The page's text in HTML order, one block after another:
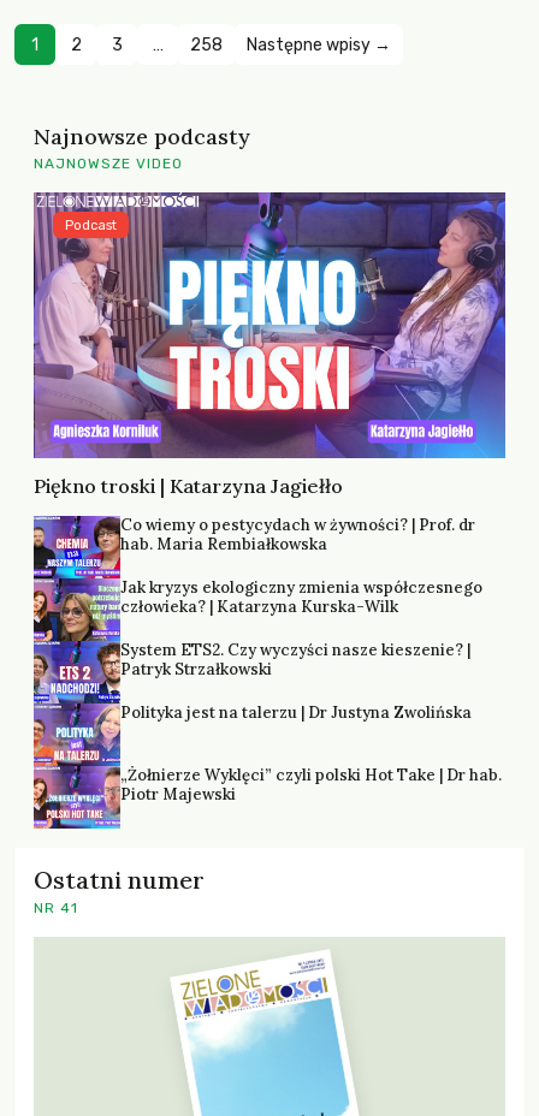
1 2 3 … 258 Następne wpisy →
Najnowsze podcasty
NAJNOWSZE VIDEO
Piękno troski | Katarzyna Jagiełło
Podcast
Co wiemy o pestycydach w żywności? | Prof. dr
hab. Maria Rembiałkowska
Jak kryzys ekologiczny zmienia współczesnego
człowieka? | Katarzyna Kurska-Wilk
System ETS2. Czy wyczyści nasze kieszenie? |
Patryk Strzałkowski
Polityka jest na talerzu | Dr Justyna Zwolińska
„Żołnierze Wyklęci” czyli polski Hot Take | Dr hab.
Piotr Majewski
Ostatni numer
NR 41